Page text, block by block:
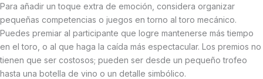
Para añadir un toque extra de emoción, considera organizar
pequeñas competencias o juegos en torno al toro mecánico.
Puedes premiar al participante que logre mantenerse más tiempo
en el toro, o al que haga la caída más espectacular. Los premios no
tienen que ser costosos; pueden ser desde un pequeño trofeo
hasta una botella de vino o un detalle simbólico.